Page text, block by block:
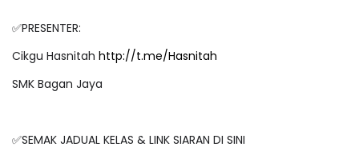
✅PRESENTER:
Cikgu Hasnitah http://t.me/Hasnitah
SMK Bagan Jaya
✅SEMAK JADUAL KELAS & LINK SIARAN DI SINI